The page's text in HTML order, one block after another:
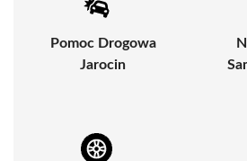
Pomoc Drogowa
Jarocin